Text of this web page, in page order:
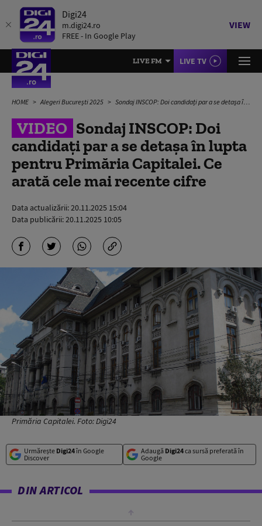
Digi24
m.digi24.ro
FREE - In Google Play
VIEW
LIVE FM LIVE TV
HOME Alegeri București 2025 Sondaj INSCOP: Doi candidați par a se detașa în lupta pentru Primăria Capitalei. Ce arată cele mai recente cifre
VIDEO Sondaj INSCOP: Doi
candidați par a se detașa în lupta
pentru Primăria Capitalei. Ce
arată cele mai recente cifre
Data actualizării:20.11.2025 15:04
Data publicării:20.11.2025 10:05
Primăria Capitalei. Foto: Digi24
Urmărește Digi24în Google
Discover
Adaugă Digi24ca sursă preferată în
Google
DIN ARTICOL